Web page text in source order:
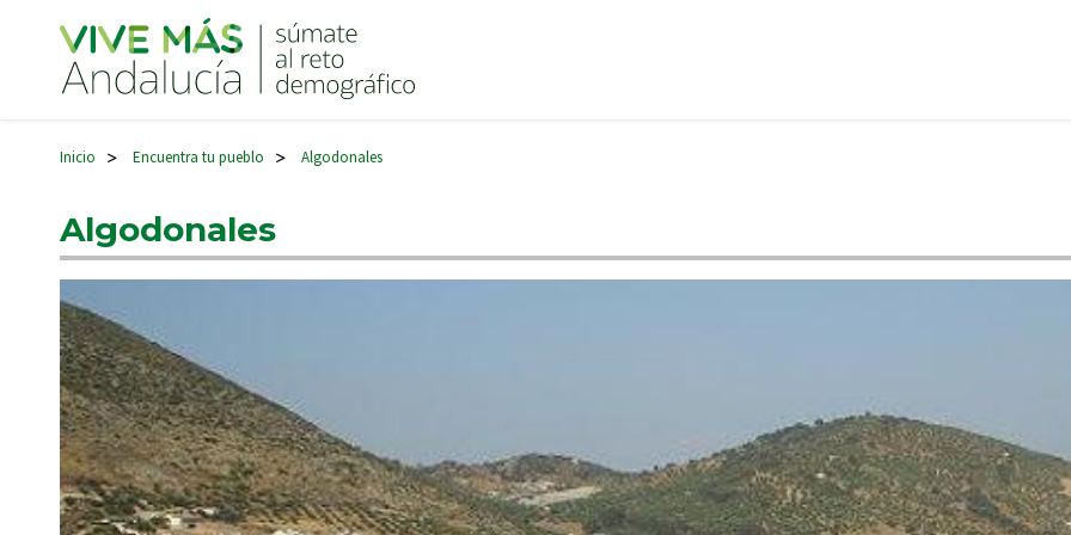
Navegación principal
Inicio > Encuentra tu pueblo > Algodonales
Algodonales